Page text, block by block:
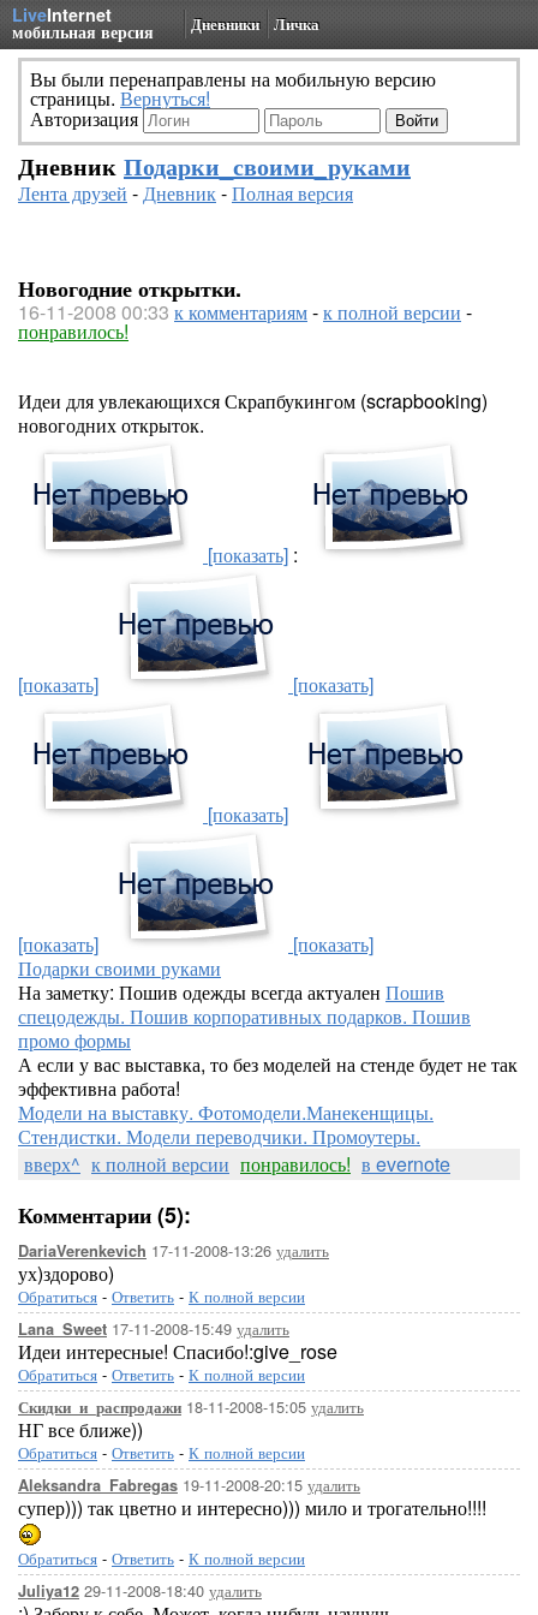
LiveInternet
мобильная версия Дневники Личка
Вы были перенаправлены на мобильную версию
страницы. Вернуться!
Авторизация
Дневник Подарки_своими_руками
Лента друзей -Дневник-Полная версия
Новогодние открытки.
16-11-2008 00:33 к комментариям-к полной версии -
понравилось!
Идеи для увлекающихся Скрапбукингом (scrapbooking)
новогодних открыток.
[показать] :
[показать] [показать]
[показать]
[показать]
[показать]
Подарки своими руками
На заметку: Пошив одежды всегда актуален Пошив
спецодежды. Пошив корпоративных подарков. Пошив
промо формы
А если у вас выставка, то без моделей на стенде будет не так
эффективна работа!
Модели на выставку. Фотомодели.Манекенщицы.
Стендистки. Модели переводчики. Промоутеры.
вверх^ к полной версии понравилось! в evernote
Комментарии (5):
DariaVerenkevich 17-11-2008-13:26 удалить
ух)здорово)
Обратиться - Ответить - К полной версии
Lana_Sweet 17-11-2008-15:49 удалить
Идеи интересные! Спасибо!:give_rose
Обратиться - Ответить - К полной версии
Скидки_и_распродажи 18-11-2008-15:05 удалить
НГ все ближе))
Обратиться - Ответить - К полной версии
Aleksandra_Fabregas 19-11-2008-20:15 удалить
супер))) так цветно и интересно))) мило и трогательно!!!!
Обратиться - Ответить - К полной версии
Juliya12 29-11-2008-18:40 удалить